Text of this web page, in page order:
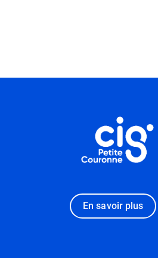
Informations utiles
En savoir plus